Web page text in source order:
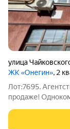
улица
ЖК «Онегин», 2
Лот:7695.
продаже! Однокомнатную
"Онегин") Общая